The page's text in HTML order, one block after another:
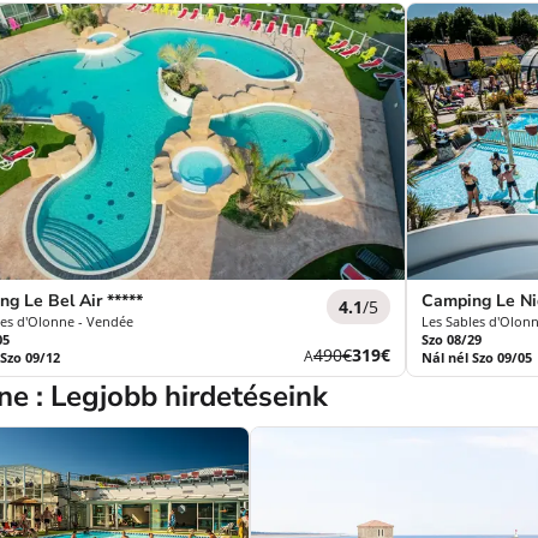
Le Bel Air *****
d'Olonne - Vendée
4.1/5
09/12
AKorábbi
díj
490€Új
ár
319€
Camping Le
Les Sables
Szo 08/29
Nál nél Szo 09/05
: Legjobb hirdetéseink